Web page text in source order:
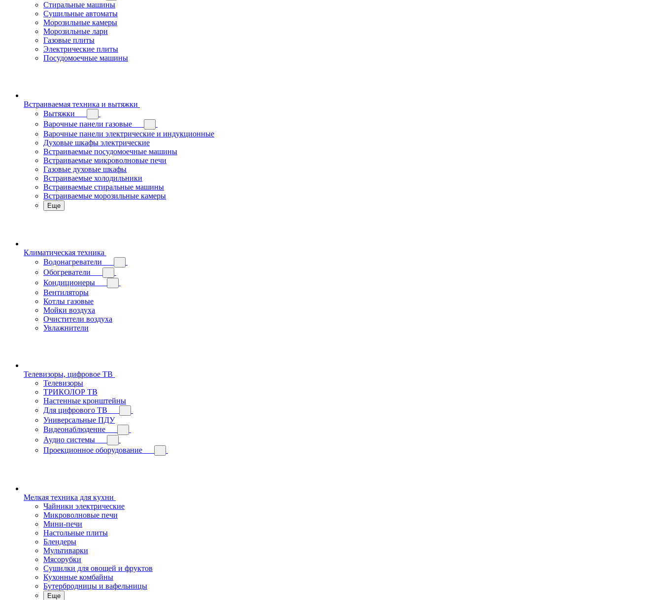
Стиральные машины
Сушильные автоматы
Морозильные камеры
Морозильные лари
Газовые плиты
Электрические плиты
Посудомоечные машины
Встраиваемая техника и вытяжки
Вытяжки
Варочные панели газовые
Варочные панели электрические и индукционные
Духовые шкафы электрические
Встраиваемые посудомоечные машины
Встраиваемые микроволновые печи
Газовые духовые шкафы
Встраиваемые холодильники
Встраиваемые стиральные машины
Встраиваемые морозильные камеры
Еще
Климатическая техника
Водонагреватели
Обогреватели
Кондиционеры
Вентиляторы
Котлы газовые
Мойки воздуха
Очистители воздуха
Увлажнители
Телевизоры, цифровое ТВ
Телевизоры
ТРИКОЛОР ТВ
Настенные кронштейны
Для цифрового ТВ
Универсальные ПДУ
Видеонаблюдение
Аудио системы
Проекционное оборудование
Мелкая техника для кухни
Чайники электрические
Микроволновые печи
Мини-печи
Настольные плиты
Блендеры
Мультиварки
Мясорубки
Сушилки для овощей и фруктов
Кухонные комбайны
Бутербродницы и вафельницы
Еще